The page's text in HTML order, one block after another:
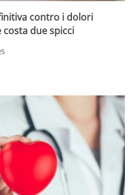
contro i dolori
due spicci